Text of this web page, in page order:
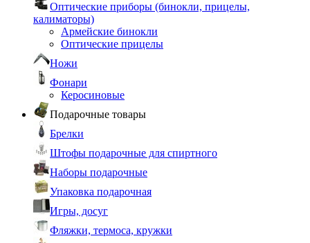
Оптические приборы (бинокли, прицелы,
калиматоры)
Армейские бинокли
Оптические прицелы
Ножи
Фонари
Керосиновые
Подарочные товары
Брелки
Штофы подарочные для спиртного
Наборы подарочные
Упаковка подарочная
Игры, досуг
Фляжки, термоса, кружки